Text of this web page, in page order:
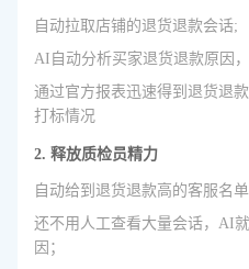
自动拉取店铺的退货退款会话;
AI自动分析买家退货退款原因
通过官方报表迅速得到退货退
打标情况
2. 释放质检员精力
自动给到退货退款高的客服名单
还不用人工查看大量会话，AI
因；